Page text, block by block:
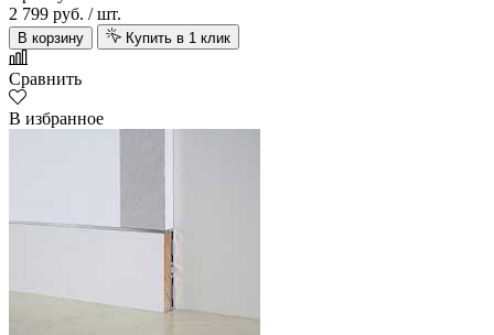
2 799 руб. / шт.
В корзину Купить в 1 клик
Сравнить
В избранное